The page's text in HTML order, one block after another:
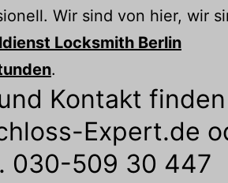
Wir sind von hier, wir
Locksmith Berlin
.
Kontakt
Expert.de
030-509 30 447